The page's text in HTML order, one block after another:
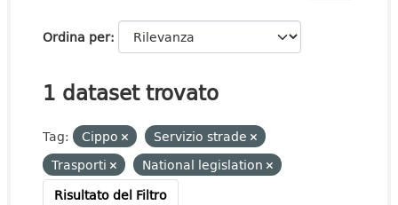
Ordina per
1 dataset trovato
Tag: Cippo
Servizio strade
Trasporti
National legislation
Risultato del Filtro